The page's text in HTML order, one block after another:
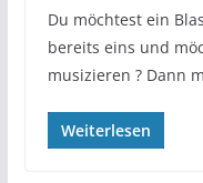
Du möchtest ein
bereits eins und
musizieren ? Dann
Weiterlesen